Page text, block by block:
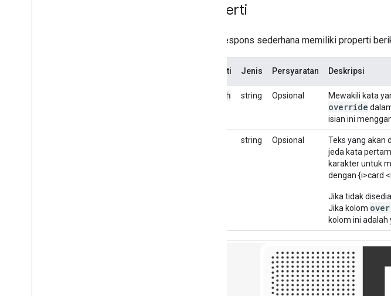
Properti
Jenis respons sederhana memiliki properti
Properti Jenis Persyaratan Deskripsi
speech string Opsional Mewakili kata
override
isian ini
string Opsional
Teks yang akan
jeda kata
karakter untuk
dengan {i>card
Jika tidak
Jika kolom
kolom ini